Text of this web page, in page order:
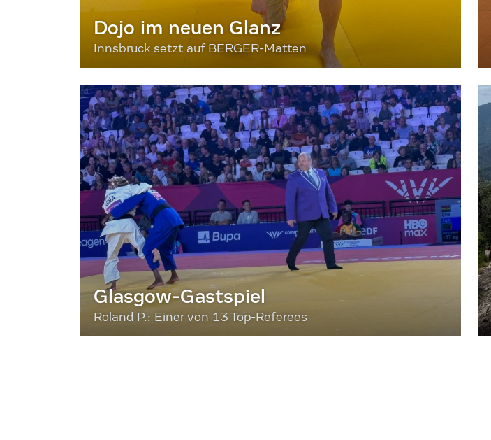
Dojo im neuen Glanz
Innsbruck setzt auf BERGER-Matten
Glasgow-Gastspiel
Roland P.: Einer von 13 Top-Referees